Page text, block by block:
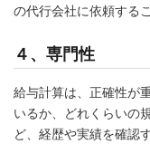
の代行会社に依頼する
４、専門性
給与計算は、正確性が
いるか、どれくらいの
ど、経歴や実績を確認